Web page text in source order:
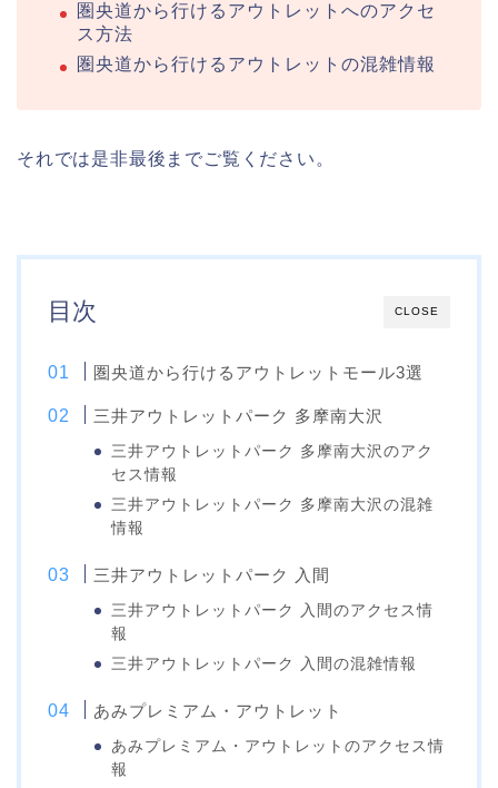
圏央道から行けるアウトレットへのアクセ
ス方法
圏央道から行けるアウトレットの混雑情報
それでは是非最後までご覧ください。
CLOSE
目次
圏央道から行けるアウトレットモール3選
三井アウトレットパーク 多摩南大沢
三井アウトレットパーク 多摩南大沢のアク
セス情報
三井アウトレットパーク 多摩南大沢の混雑
情報
三井アウトレットパーク 入間
三井アウトレットパーク 入間のアクセス情
報
三井アウトレットパーク 入間の混雑情報
あみプレミアム・アウトレット
あみプレミアム・アウトレットのアクセス情
報